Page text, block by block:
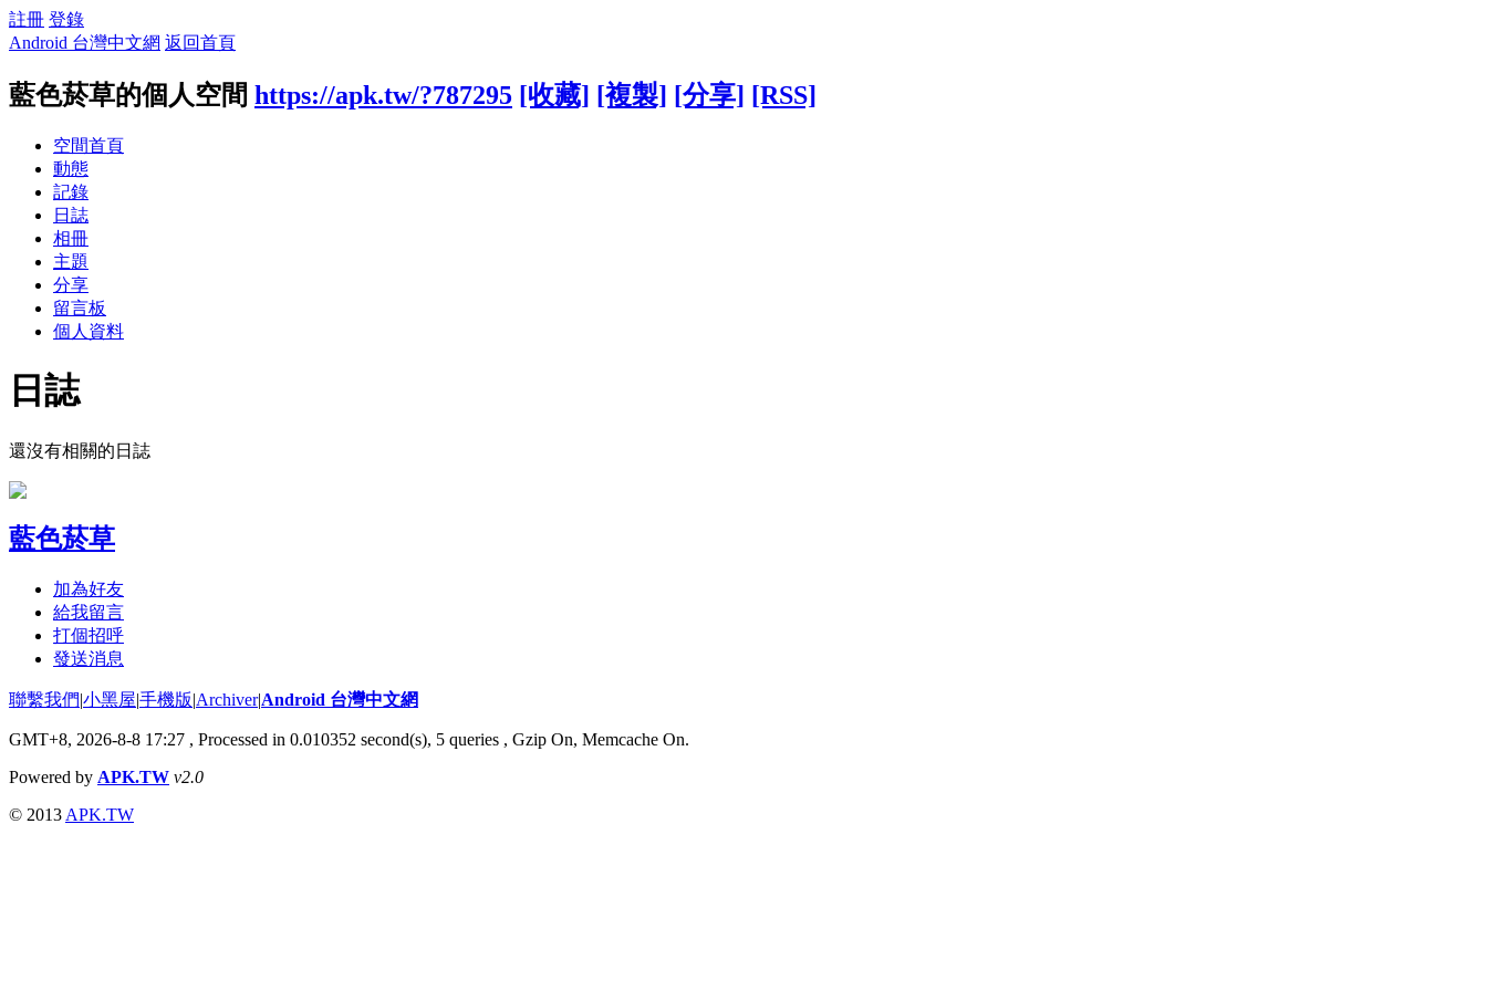
註冊 登錄
Android 台灣中文網 返回首頁
藍色菸草的個人空間 https://apk.tw/?787295 [收藏] [複製] [分享] [RSS]
空間首頁
動態
記錄
日誌
相冊
主題
分享
留言板
個人資料
日誌
還沒有相關的日誌
藍色菸草
加為好友
給我留言
打個招呼
發送消息
聯繫我們|小黑屋|手機版|Archiver|Android 台灣中文網
GMT+8, 2026-8-8 17:27 , Processed in 0.010352 second(s), 5 queries , Gzip On, Memcache On.
Powered by APK.TW v2.0
© 2013 APK.TW